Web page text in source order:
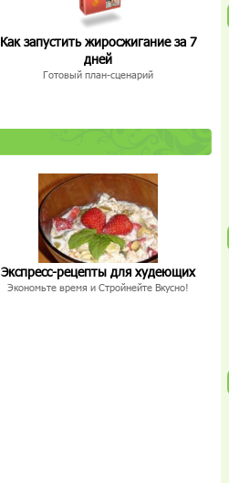
Как запустить жиросжигание за 7
дней
Готовый план-сценарий
Экспресс-рецепты для худеющих
Экономьте время и Стройнейте Вкусно!